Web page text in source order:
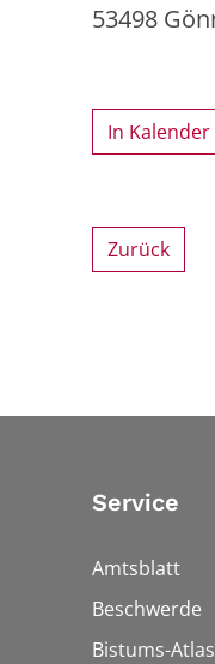
53498
In
Zurück
Service
Amtsblatt
Beschwerde
Bistums-Atlas